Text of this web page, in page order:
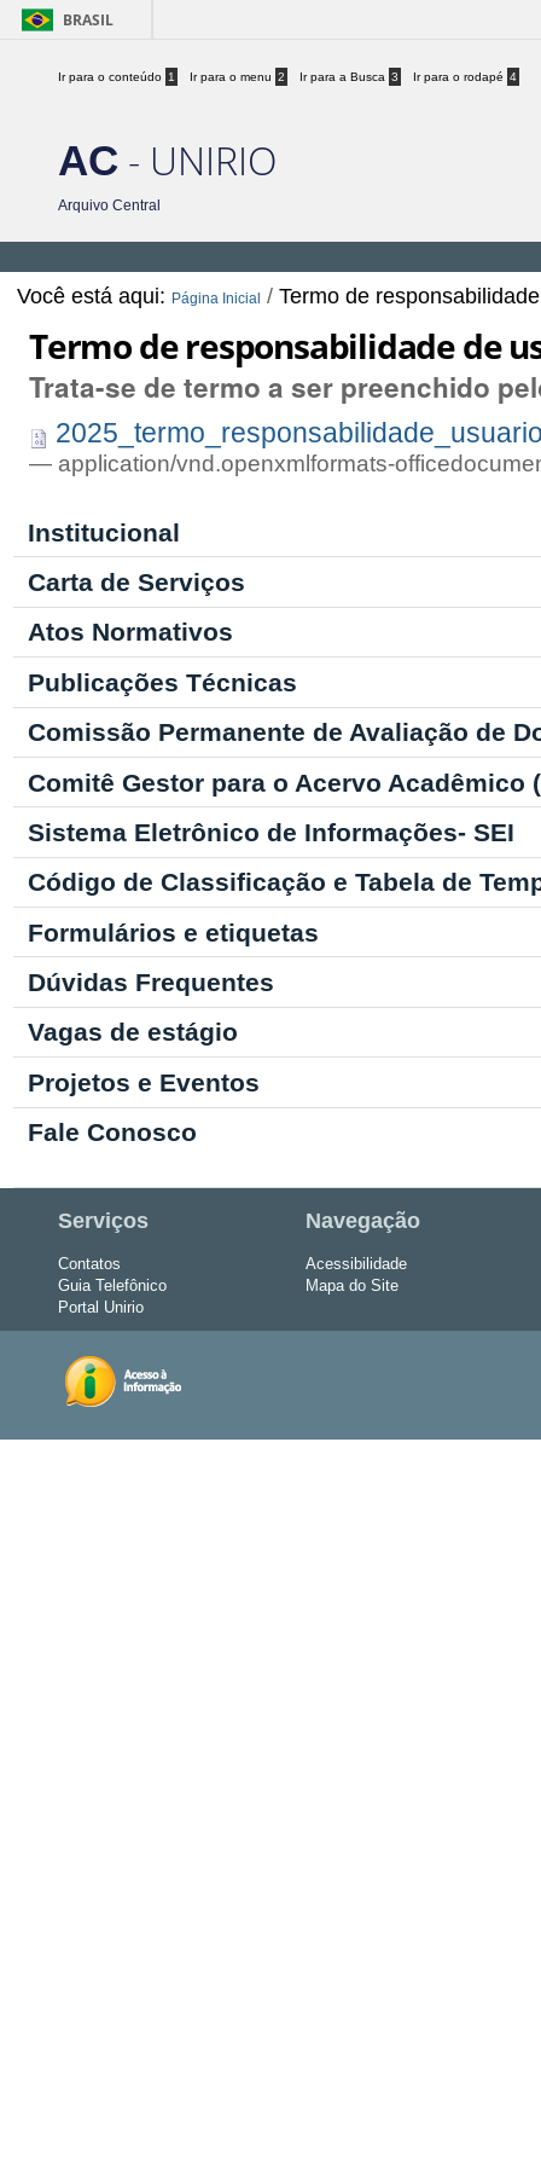
BRASIL
Ir para o conteúdo 1 Ir para o menu 2 Ir para a Busca 3 Ir para o rodapé 4
AC - UNIRIO
Arquivo Central
Você está aqui: Página Inicial /Termo de
Termo de responsabilidade de
Trata-se de termo a ser preenchido
— application/vnd.openxmlformats-
Institucional
Carta de Serviços
Atos Normativos
Publicações Técnicas
Comissão Permanente de Avaliação de
Comitê Gestor para o Acervo Acadêmico
Sistema Eletrônico de Informações- SEI
Código de Classificação e Tabela de
Formulários e etiquetas
Dúvidas Frequentes
Vagas de estágio
Projetos e Eventos
Fale Conosco
Serviços
Contatos
Guia Telefônico
Portal Unirio
Navegação
Acessibilidade
Mapa do Site